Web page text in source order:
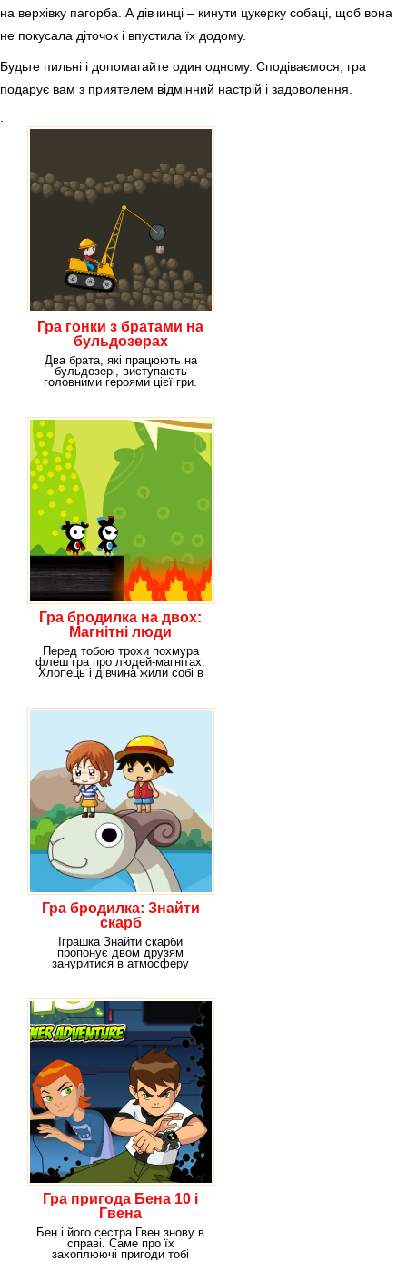
на верхівку пагорба. А дівчинці – кинути цукерку собаці, щоб вона
не покусала діточок і впустила їх додому.
Будьте пильні і допомагайте один одному. Сподіваємося, гра
подарує вам з приятелем відмінний настрій і задоволення.
Гра гонки з братами на
бульдозерах
Два брата, які працюють на
бульдозері, виступають
головними героями цієї гри.
Гра бродилка на двох:
Магнітні люди
Перед тобою трохи похмура
флеш гра про людей-магнітах.
Хлопець і дівчина жили собі в
Гра бродилка: Знайти
скарб
Іграшка Знайти скарби
пропонує двом друзям
зануритися в атмосферу
Гра пригода Бена 10 і
Гвена
Бен і його сестра Гвен знову в
справі. Саме про їх
захоплюючі пригоди тобі